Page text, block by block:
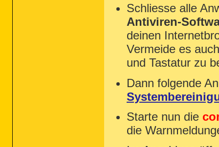
Schliesse alle
Antiviren-
deinen
Vermeide es
und Tastatur zu
Dann folgende
Starte nun die
die